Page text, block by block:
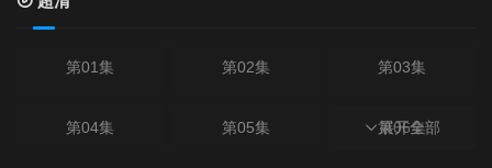
第01集 第02集 第03集
第04集 第05集 第06集
展开全部